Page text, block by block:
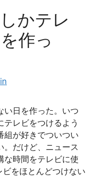
かテレ
作っ
い日を作った。いつ
テレビをつけるよう
組が好きでついつい
。だけど、ニュース
な時間をテレビに使
をほとんどつけない